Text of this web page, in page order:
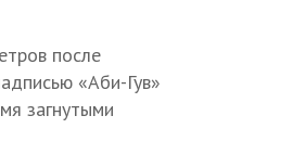
после
«Аби-Гув»
загнутыми